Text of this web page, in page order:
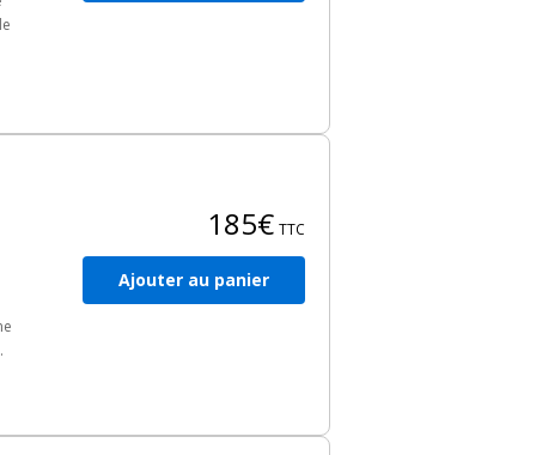
185€ TTC
Ajouter au panier